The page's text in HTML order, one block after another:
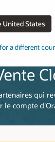
United States
a different
qui
le compte